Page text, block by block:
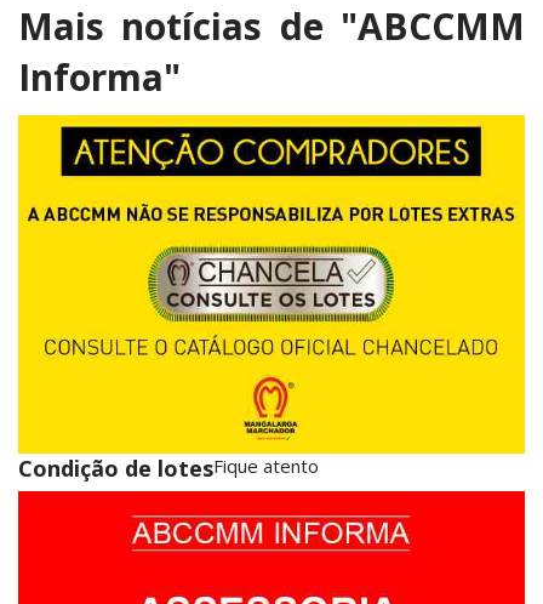
Mais notícias de "ABCCMM
Informa"
Condição de lotesFique atento